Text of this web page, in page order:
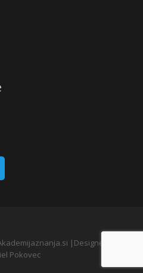
|Designed by
Pokovec